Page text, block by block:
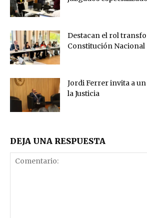
Destacan el rol
Constitución Nacional
Jordi Ferrer invita a
la Justicia
DEJA UNA RESPUESTA